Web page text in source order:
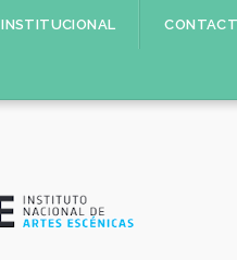
INSTITUCIONAL